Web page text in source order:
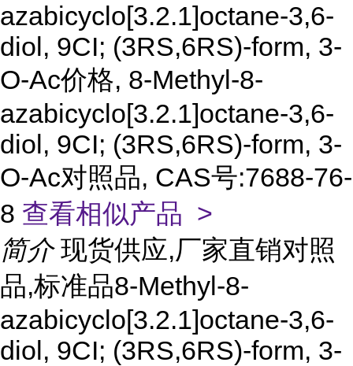
azabicyclo[3.2.1]octane-3,6-
diol, 9CI; (3RS,6RS)-form, 3-
O-Ac价格, 8-Methyl-8-
azabicyclo[3.2.1]octane-3,6-
diol, 9CI; (3RS,6RS)-form, 3-
O-Ac对照品, CAS号:7688-76-
8 查看相似产品 >
简介 现货供应,厂家直销对照
品,标准品8-Methyl-8-
azabicyclo[3.2.1]octane-3,6-
diol, 9CI; (3RS,6RS)-form, 3-